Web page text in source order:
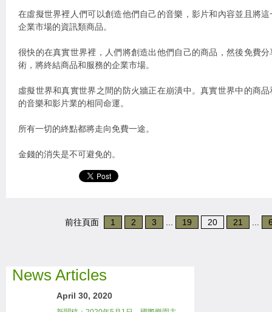
在虛擬世界裡人們可以創造他們自己的音樂，影片和內容並且將
企業市場的資訊類商品。
很快的在真實世界裡，人們將創造出他們自己的商品，然後免費
術，將終結商品和服務的企業市場。
虛擬世界和真實世界之間的防火牆正在崩潰中。真實世界中的商
的音樂和影片業的相同命運。
所有一切的終點都將走向免費一途。
金錢的消失是不可避免的。
前往頁面 1 2 3 19 20 21
News Articles
April 30, 2020